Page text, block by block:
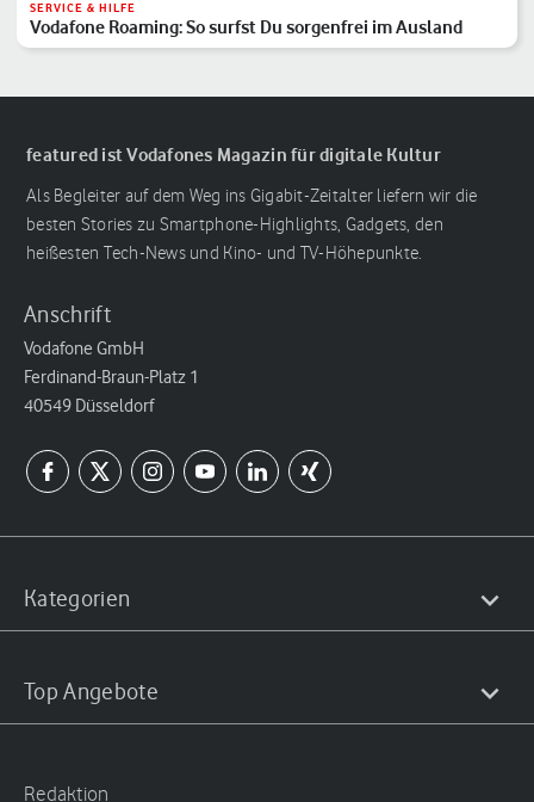
SERVICE & HILFE
Vodafone Roaming: So surfst Du sorgenfrei im Ausland
featured ist Vodafones Magazin für digitale Kultur
Als Begleiter auf dem Weg ins Gigabit-Zeitalter liefern wir die
besten Stories zu Smartphone-Highlights, Gadgets, den
heißesten Tech-News und Kino- und TV-Höhepunkte.
Anschrift
Vodafone GmbH
Ferdinand-Braun-Platz 1
40549 Düsseldorf
Kategorien
Top Angebote
Redaktion